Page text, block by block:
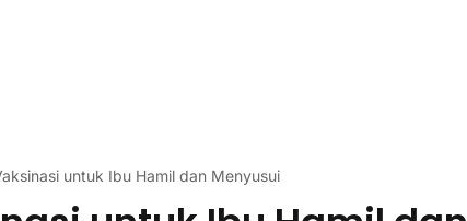
untuk Ibu Hamil dan Menyusui